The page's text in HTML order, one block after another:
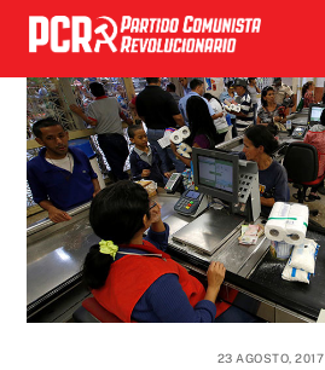
Skip
content
23 AGOSTO, 2017